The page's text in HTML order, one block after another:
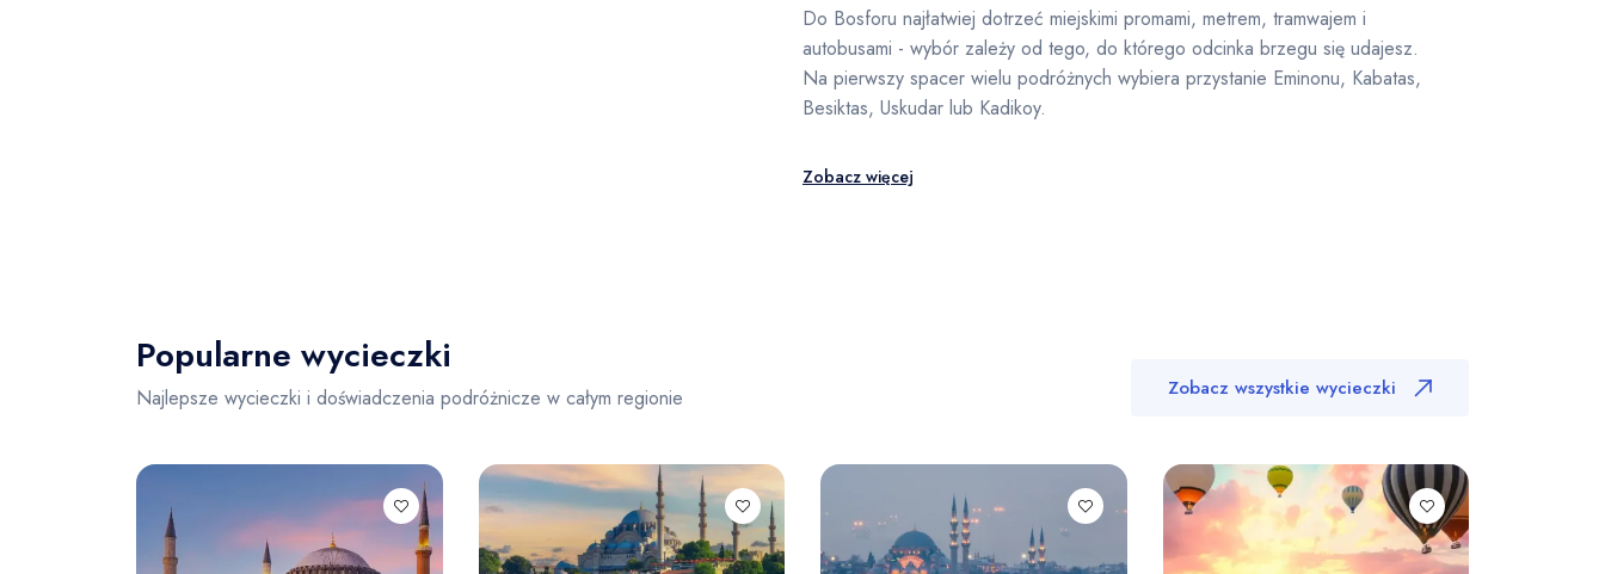
Do Bosforu najłatwiej dotrzeć miejskimi promami, metrem, tramwajem i
autobusami - wybór zależy od tego, do którego odcinka brzegu się udajesz.
Na pierwszy spacer wielu podróżnych wybiera przystanie Eminonu, Kabatas,
Besiktas, Uskudar lub Kadikoy.
Zobacz więcej
Popularne wycieczki
Najlepsze wycieczki i doświadczenia podróżnicze w całym regionie Zobacz wszystkie wycieczki